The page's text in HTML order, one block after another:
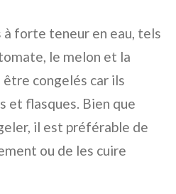
forte teneur en eau, tels
le melon et la
congelés car ils
et flasques. Bien que
il est préférable de
ou de les cuire